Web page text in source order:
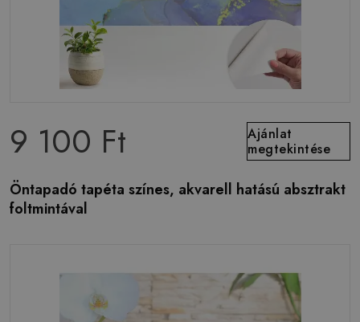
9 100 Ft
Ajánlat
megtekintése
Öntapadó tapéta színes, akvarell hatású absztrakt
foltmintával